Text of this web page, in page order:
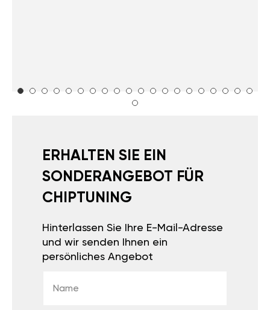
ERHALTEN SIE EIN
SONDERANGEBOT FÜR
CHIPTUNING
Hinterlassen Sie Ihre E-Mail-Adresse
und wir senden Ihnen ein
persönliches Angebot